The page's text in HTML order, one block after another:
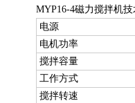
验与生产工作有序推进的关键
差异及应用优势
MYP16-4磁力搅拌机
电源
电机功率
搅拌容量
工作方式
搅拌转速